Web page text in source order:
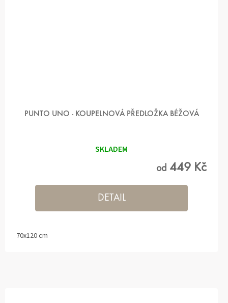
PUNTO UNO - KOUPELNOVÁ PŘEDLOŽKA BÉŽOVÁ
SKLADEM
od 449 Kč
DETAIL
70x120 cm